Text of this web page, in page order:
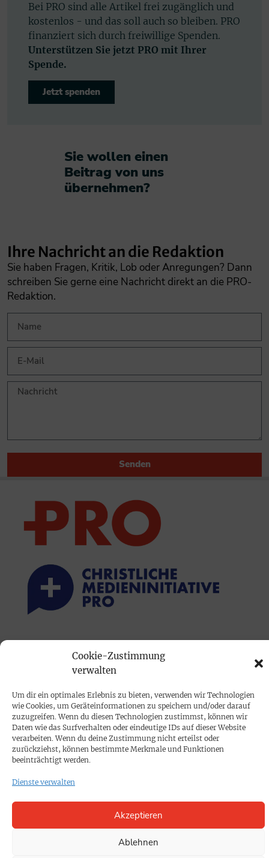
Cookie-Zustimmung
verwalten
Um dir ein optimales Erlebnis zu bieten, verwenden wir Technologien
wie Cookies, um Geräteinformationen zu speichern und/oder darauf
zuzugreifen. Wenn du diesen Technologien zustimmst, können wir
Daten wie das Surfverhalten oder eindeutige IDs auf dieser Website
verarbeiten. Wenn du deine Zustimmung nicht erteilst oder
zurückziehst, können bestimmte Merkmale und Funktionen
beeinträchtigt werden.
Dienste verwalten
Akzeptieren
Ablehnen
Bei PRO sind alle Artikel frei zugänglich und
kostenlos - und das soll auch so bleiben. PRO
finanziert sich durch freiwillige Spenden.
Unterstützen Sie jetzt PRO mit Ihrer
Spende.
Jetzt spenden
Sie wollen einen
Beitrag von uns
übernehmen?​
Ihre Nachricht an die Redaktion
Sie haben Fragen, Kritik, Lob oder Anregungen? Dann
schreiben Sie gerne eine Nachricht direkt an die PRO-
Redaktion.
Senden
Mediadaten
PROKOMPAKT
Impressum
SPENDEN
KONTAKT
Cookie-Richtlinie